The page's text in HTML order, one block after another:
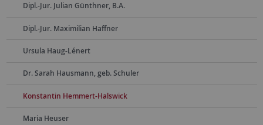
Dipl.-Jur. Julian Günthner, B.A.
Dipl.-Jur. Maximilian Haffner
Ursula Haug-Lénert
Dr. Sarah Hausmann, geb. Schuler
Konstantin Hemmert-Halswick
Maria Heuser